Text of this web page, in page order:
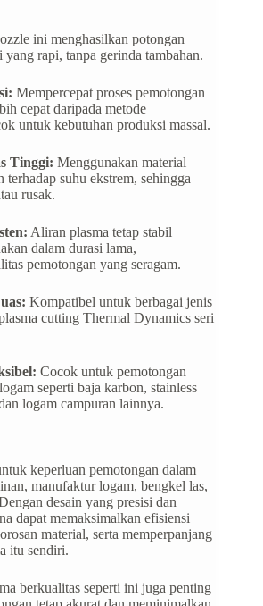
ini menghasilkan potongan
yang rapi, tanpa gerinda tambahan.
Mempercepat proses pemotongan
cepat daripada metode
untuk kebutuhan produksi massal.
Tinggi: Menggunakan material
terhadap suhu ekstrem, sehingga
rusak.
Aliran plasma tetap stabil
dalam durasi lama,
pemotongan yang seragam.
Kompatibel untuk berbagai jenis
cutting Thermal Dynamics seri
Cocok untuk pemotongan
seperti baja karbon, stainless
logam campuran lainnya.
keperluan pemotongan dalam
manufaktur logam, bengkel las,
desain yang presisi dan
dapat memaksimalkan efisiensi
material, serta memperpanjang
itu sendiri.
berkualitas seperti ini juga penting